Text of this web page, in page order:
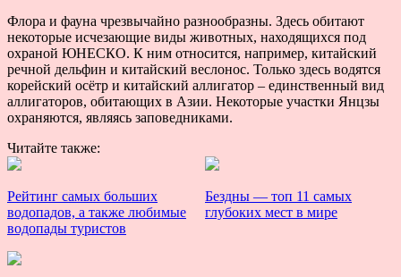
Флора и фауна чрезвычайно разнообразны. Здесь обитают
некоторые исчезающие виды животных, находящихся под
охраной ЮНЕСКО. К ним относится, например, китайский
речной дельфин и китайский веслонос. Только здесь водятся
корейский осётр и китайский аллигатор – единственный вид
аллигаторов, обитающих в Азии. Некоторые участки Янцзы
охраняются, являясь заповедниками.
Читайте также:
Рейтинг самых больших
водопадов, а также любимые
водопады туристов
Бездны — топ 11 самых
глубоких мест в мире